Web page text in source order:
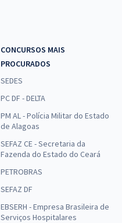
CONCURSOS MAIS
PROCURADOS
SEDES
PC DF - DELTA
PM AL - Polícia Militar do Estado
de Alagoas
SEFAZ CE - Secretaria da
Fazenda do Estado do Ceará
PETROBRAS
SEFAZ DF
EBSERH - Empresa Brasileira de
Serviços Hospitalares